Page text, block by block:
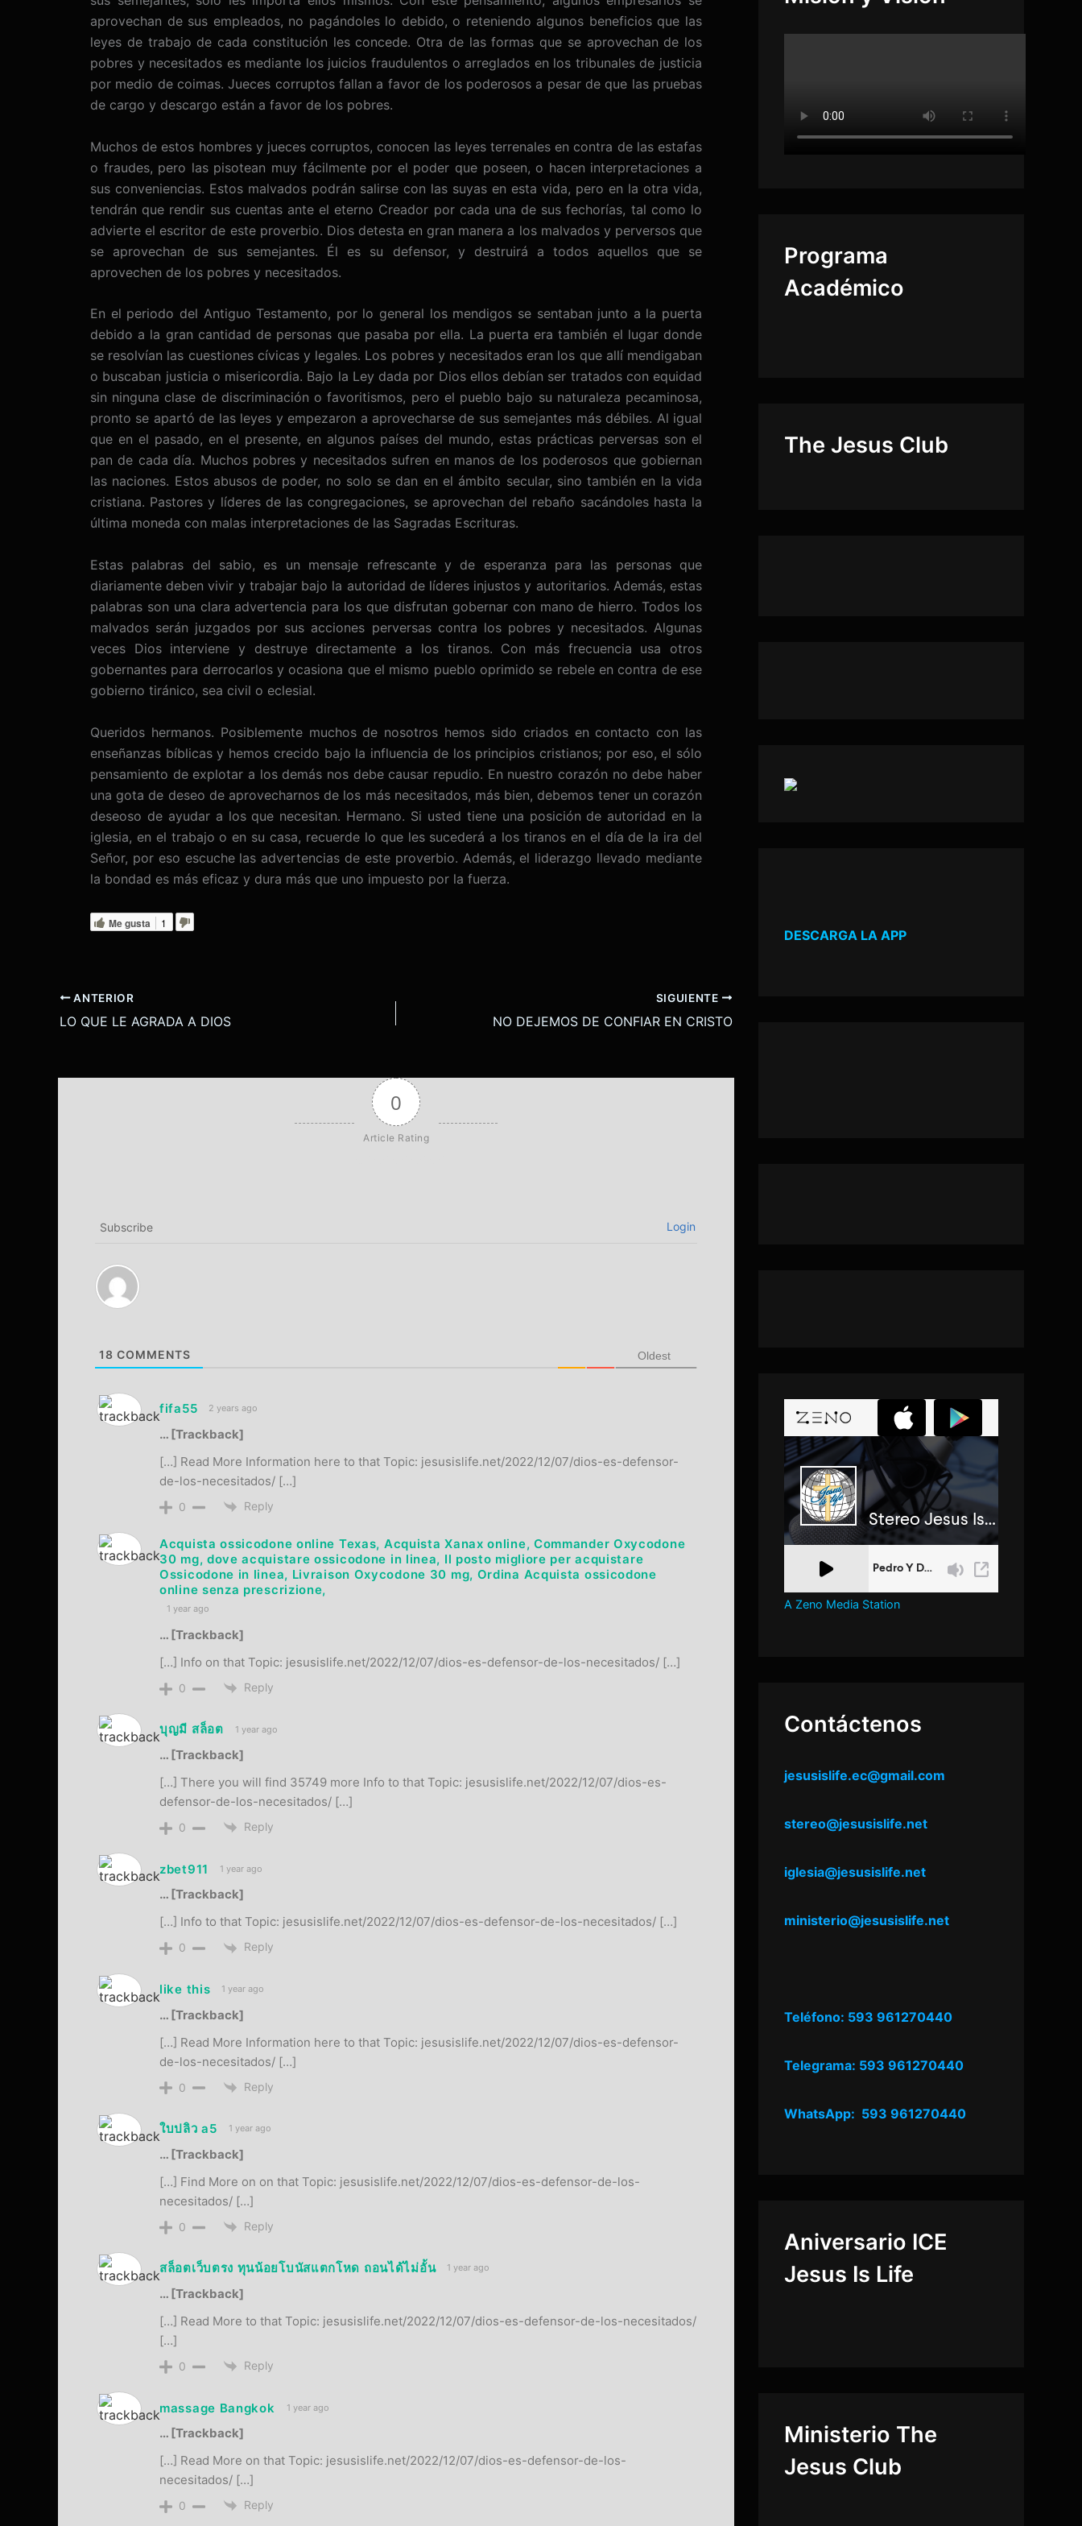
aprovechan de sus empleados, no pagándoles lo debido, o reteniendo algunos beneficios que las
leyes de trabajo de cada constitución les concede. Otra de las formas que se aprovechan de los
pobres y necesitados es mediante los juicios fraudulentos o arreglados en los tribunales de justicia
por medio de coimas. Jueces corruptos fallan a favor de los poderosos a pesar de que las pruebas
de cargo y descargo están a favor de los pobres.
Muchos de estos hombres y jueces corruptos, conocen las leyes terrenales en contra de las estafas
o fraudes, pero las pisotean muy fácilmente por el poder que poseen, o hacen interpretaciones a
sus conveniencias. Estos malvados podrán salirse con las suyas en esta vida, pero en la otra vida,
tendrán que rendir sus cuentas ante el eterno Creador por cada una de sus fechorías, tal como lo
advierte el escritor de este proverbio. Dios detesta en gran manera a los malvados y perversos que
se aprovechan de sus semejantes. Él es su defensor, y destruirá a todos aquellos que se
aprovechen de los pobres y necesitados.
En el periodo del Antiguo Testamento, por lo general los mendigos se sentaban junto a la puerta
debido a la gran cantidad de personas que pasaba por ella. La puerta era también el lugar donde
se resolvían las cuestiones cívicas y legales. Los pobres y necesitados eran los que allí mendigaban
o buscaban justicia o misericordia. Bajo la Ley dada por Dios ellos debían ser tratados con equidad
sin ninguna clase de discriminación o favoritismos, pero el pueblo bajo su naturaleza pecaminosa,
pronto se apartó de las leyes y empezaron a aprovecharse de sus semejantes más débiles. Al igual
que en el pasado, en el presente, en algunos países del mundo, estas prácticas perversas son el
pan de cada día. Muchos pobres y necesitados sufren en manos de los poderosos que gobiernan
las naciones. Estos abusos de poder, no solo se dan en el ámbito secular, sino también en la vida
cristiana. Pastores y líderes de las congregaciones, se aprovechan del rebaño sacándoles hasta la
última moneda con malas interpretaciones de las Sagradas Escrituras.
Estas palabras del sabio, es un mensaje refrescante y de esperanza para las personas que
diariamente deben vivir y trabajar bajo la autoridad de líderes injustos y autoritarios. Además, estas
palabras son una clara advertencia para los que disfrutan gobernar con mano de hierro. Todos los
malvados serán juzgados por sus acciones perversas contra los pobres y necesitados. Algunas
veces Dios interviene y destruye directamente a los tiranos. Con más frecuencia usa otros
gobernantes para derrocarlos y ocasiona que el mismo pueblo oprimido se rebele en contra de ese
gobierno tiránico, sea civil o eclesial.
Queridos hermanos. Posiblemente muchos de nosotros hemos sido criados en contacto con las
enseñanzas bíblicas y hemos crecido bajo la influencia de los principios cristianos; por eso, el sólo
pensamiento de explotar a los demás nos debe causar repudio. En nuestro corazón no debe haber
una gota de deseo de aprovecharnos de los más necesitados, más bien, debemos tener un corazón
deseoso de ayudar a los que necesitan. Hermano. Si usted tiene una posición de autoridad en la
iglesia, en el trabajo o en su casa, recuerde lo que les sucederá a los tiranos en el día de la ira del
Señor, por eso escuche las advertencias de este proverbio. Además, el liderazgo llevado mediante
la bondad es más eficaz y dura más que uno impuesto por la fuerza.
Me gusta 1
ANTERIOR
LO QUE LE AGRADA A DIOS
SIGUIENTE
NO DEJEMOS DE CONFIAR EN CRISTO
0
Article Rating
Subscribe Login
18 COMMENTS Oldest
fifa55 2 years ago
… [Trackback]
[…] Read More Information here to that Topic: jesusislife.net/2022/12/07/dios-es-defensor-
de-los-necesitados/ […]
0 Reply
Acquista ossicodone online Texas, Acquista Xanax online, Commander Oxycodone
30 mg, dove acquistare ossicodone in linea, Il posto migliore per acquistare
Ossicodone in linea, Livraison Oxycodone 30 mg, Ordina Acquista ossicodone
online senza prescrizione,
1 year ago
… [Trackback]
[…] Info on that Topic: jesusislife.net/2022/12/07/dios-es-defensor-de-los-necesitados/ […]
0 Reply
บุญมี สล็อต 1 year ago
… [Trackback]
[…] There you will find 35749 more Info to that Topic: jesusislife.net/2022/12/07/dios-es-
defensor-de-los-necesitados/ […]
0 Reply
zbet911 1 year ago
… [Trackback]
[…] Info to that Topic: jesusislife.net/2022/12/07/dios-es-defensor-de-los-necesitados/ […]
0 Reply
like this 1 year ago
… [Trackback]
[…] Read More Information here to that Topic: jesusislife.net/2022/12/07/dios-es-defensor-
de-los-necesitados/ […]
0 Reply
ใบปลิว a5 1 year ago
… [Trackback]
[…] Find More on on that Topic: jesusislife.net/2022/12/07/dios-es-defensor-de-los-
necesitados/ […]
0 Reply
สล็อตเว็บตรง ทุนน้อยโบนัสแตกโหด ถอนได้ไม่อั้น 1 year ago
… [Trackback]
[…] Read More to that Topic: jesusislife.net/2022/12/07/dios-es-defensor-de-los-necesitados/
[…]
0 Reply
massage Bangkok 1 year ago
… [Trackback]
[…] Read More on that Topic: jesusislife.net/2022/12/07/dios-es-defensor-de-los-
necesitados/ […]
0 Reply
Programa
Académico
The Jesus Club
DESCARGA LA APP
A Zeno Media Station
Contáctenos
jesusislife.ec@gmail.com
stereo@jesusislife.net
iglesia@jesusislife.net
ministerio@jesusislife.net
Teléfono: 593 961270440
Telegrama: 593 961270440
WhatsApp: 593 961270440
Aniversario ICE
Jesus Is Life
Ministerio The
Jesus Club